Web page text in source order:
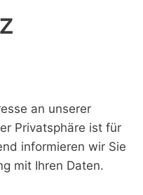
an unserer
Privatsphäre ist für
informieren wir Sie
mit Ihren Daten.